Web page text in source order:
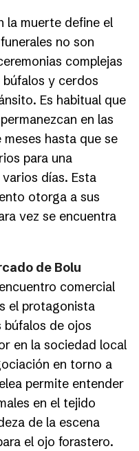
la muerte define el
no son
complejas
y cerdos
Es habitual que
en las
hasta que se
para una
días. Esta
otorga a sus
vez se encuentra
de Bolu
comercial
el protagonista
búfalos de ojos
en la sociedad local
en torno a
permite entender
en el tejido
de la escena
el ojo forastero.